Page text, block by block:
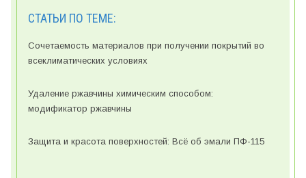
СТАТЬИ ПО ТЕМЕ:
Сочетаемость материалов при получении покрытий во
всеклиматических условиях
Удаление ржавчины химическим способом:
модификатор ржавчины
Защита и красота поверхностей: Всё об эмали ПФ-115